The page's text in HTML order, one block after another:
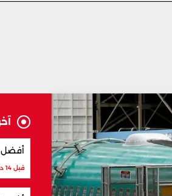
أفضل
قبل 14 دقيقة